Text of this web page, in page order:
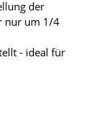
der
nur um 1/4
- ideal für